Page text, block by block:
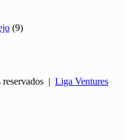
(9)
| Liga Ventures